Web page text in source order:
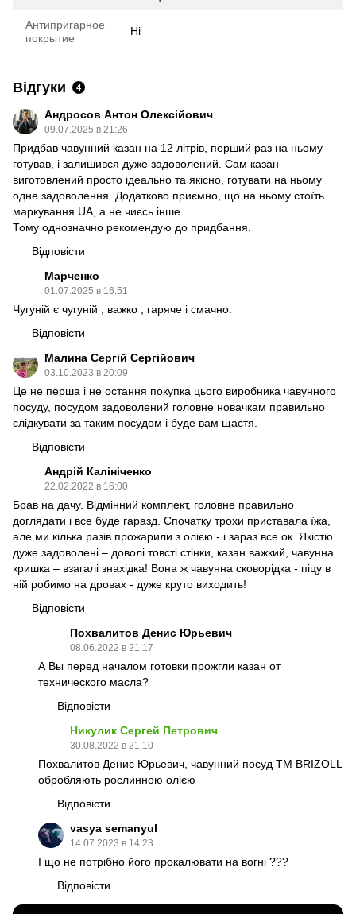
Антипригарное
покрытие
Ні
Відгуки 4
Андросов Антон Олексійович
09.07.2025 в 21:26
Придбав чавунний казан на 12 літрів, перший раз на ньому
готував, і залишився дуже задоволений. Сам казан
виготовлений просто ідеально та якісно, готувати на ньому
одне задоволення. Додатково приємно, що на ньому стоїть
маркування UA, а не чиєсь інше.
Тому однозначно рекомендую до придбання.
Відповісти
Марченко
01.07.2025 в 16:51
Чугуній є чугуній , важко , гаряче і смачно.
Відповісти
Малина Сергій Сергійович
03.10.2023 в 20:09
Це не перша і не остання покупка цього виробника чавунного
посуду, посудом задоволений головне новачкам правильно
слідкувати за таким посудом і буде вам щастя.
Відповісти
Андрій Калініченко
22.02.2022 в 16:00
Брав на дачу. Відмінний комплект, головне правильно
доглядати і все буде гаразд. Спочатку трохи приставала їжа,
але ми кілька разів прожарили з олією - і зараз все ок. Якістю
дуже задоволені – доволі товсті стінки, казан важкий, чавунна
кришка – взагалі знахідка! Вона ж чавунна сковорідка - піцу в
ній робимо на дровах - дуже круто виходить!
Відповісти
Похвалитов Денис Юрьевич
08.06.2022 в 21:17
А Вы перед началом готовки прожгли казан от
технического масла?
Відповісти
Никулик Сергей Петрович
30.08.2022 в 21:10
Похвалитов Денис Юрьевич, чавунний посуд TM BRIZOLL
обробляють рослинною олією
Відповісти
vasya semanyul
14.07.2023 в 14:23
І що не потрібно його прокалювати на вогні ???
Відповісти